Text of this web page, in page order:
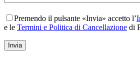
Premendo il pulsante «Invia» accetto l’
e le Termini e Politica di Cancellazione di